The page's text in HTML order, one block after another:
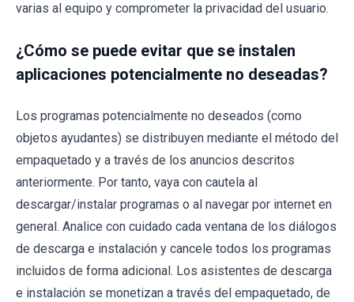
varias al equipo y comprometer la privacidad del usuario.
¿Cómo se puede evitar que se instalen
aplicaciones potencialmente no deseadas?
Los programas potencialmente no deseados (como
objetos ayudantes) se distribuyen mediante el método del
empaquetado y a través de los anuncios descritos
anteriormente. Por tanto, vaya con cautela al
descargar/instalar programas o al navegar por internet en
general. Analice con cuidado cada ventana de los diálogos
de descarga e instalación y cancele todos los programas
incluidos de forma adicional. Los asistentes de descarga
e instalación se monetizan a través del empaquetado, de